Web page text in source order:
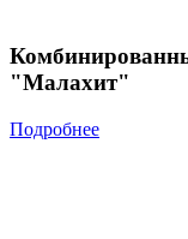
"Малахит"
Подробнее